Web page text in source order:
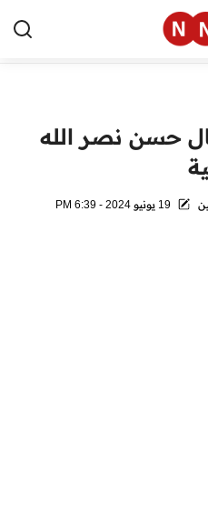
حسن نصر الله
19 يونيو 2024 - 6:39 PM